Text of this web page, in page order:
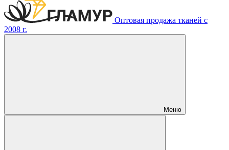
Оптовая продажа тканей с
2008 г.
Меню